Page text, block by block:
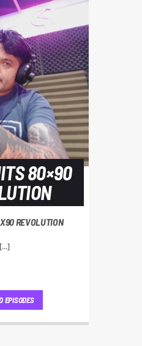
80×90
REVOLUTION
[...]
EPISODES